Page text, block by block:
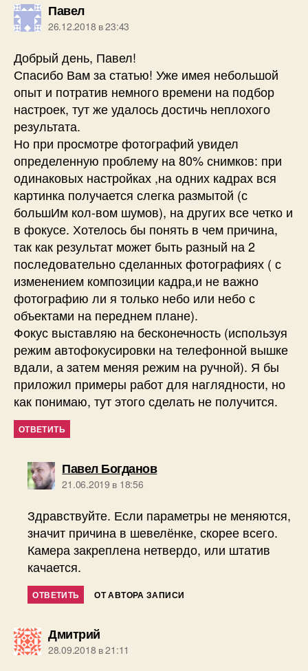
Павелпишет:
26.12.2018 в 23:43
Добрый день, Павел!
Спасибо Вам за статью! Уже имея небольшой
опыт и потратив немного времени на подбор
настроек, тут же удалось достичь неплохого
результата.
Но при просмотре фотографий увидел
определенную проблему на 80% снимков: при
одинаковых настройках ,на одних кадрах вся
картинка получается слегка размытой (с
большИм кол-вом шумов), на других все четко и
в фокусе. Хотелось бы понять в чем причина,
так как результат может быть разный на 2
последовательно сделанных фотографиях ( с
изменением композиции кадра,и не важно
фотографию ли я только небо или небо с
объектами на переднем плане).
Фокус выставляю на бесконечность (используя
режим автофокусировки на телефонной вышке
вдали, а затем меняя режим на ручной). Я бы
приложил примеры работ для наглядности, но
как понимаю, тут этого сделать не получится.
ОТВЕТИТЬ
Павел Богдановпишет:
21.06.2019 в 18:56
Здравствуйте. Если параметры не меняются,
значит причина в шевелёнке, скорее всего.
Камера закреплена нетвердо, или штатив
качается.
ОТВЕТИТЬ ОТ АВТОРА ЗАПИСИ
Дмитрийпишет:
28.09.2018 в 21:11